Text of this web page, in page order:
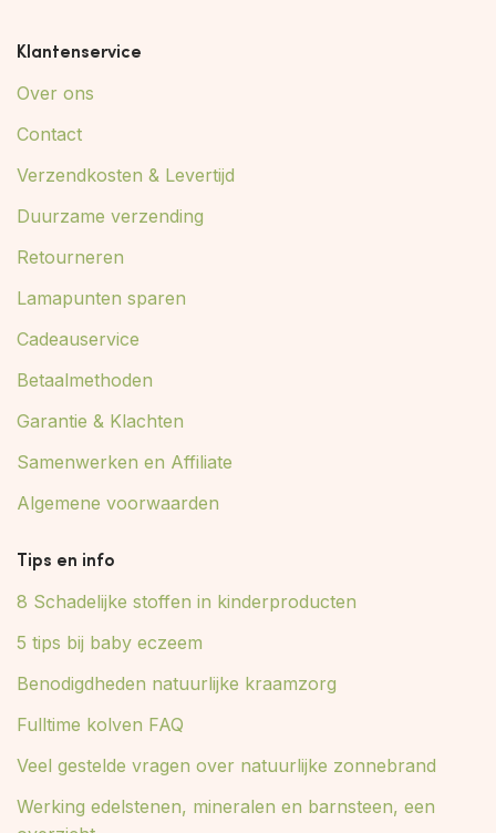
Klantenservice
Over ons
Contact
Verzendkosten & Levertijd
Duurzame verzending
Retourneren
Lamapunten sparen
Cadeauservice
Betaalmethoden
Garantie & Klachten
Samenwerken en Affiliate
Algemene voorwaarden
Tips en info
8 Schadelijke stoffen in kinderproducten
5 tips bij baby eczeem
Benodigdheden natuurlijke kraamzorg
Fulltime kolven FAQ
Veel gestelde vragen over natuurlijke zonnebrand
Werking edelstenen, mineralen en barnsteen, een